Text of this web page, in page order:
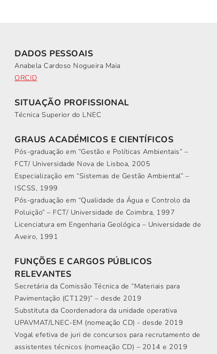
DADOS PESSOAIS
Anabela Cardoso Nogueira Maia
ORCID
SITUAÇÃO PROFISSIONAL
Técnica Superior do LNEC
GRAUS ACADÉMICOS E CIENTÍFICOS
Pós-graduação em “Gestão e Políticas Ambientais” –
FCT/ Universidade Nova de Lisboa, 2005
Especialização em “Sistemas de Gestão Ambiental” –
ISCSS, 1999
Pós-graduação em “Qualidade da Água e Controlo da
Poluição” – FCT/ Universidade de Coimbra, 1997
Licenciatura em Engenharia Geológica – Universidade de
Aveiro, 1991
FUNÇÕES E CARGOS PÚBLICOS
RELEVANTES
Secretária da Comissão Técnica de “Materiais para
Pavimentação (CT129)” – desde 2019
Substituta da Coordenadora da unidade operativa
UPAVMAT/LNEC-EM (nomeação CD) - desde 2019
Vogal efetiva de juri de concursos para recrutamento de
assistentes técnicos (nomeação CD) – 2014 e 2019